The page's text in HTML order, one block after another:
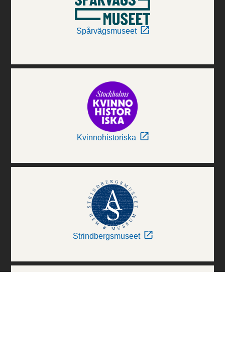
Spårvägsmuseet
Kvinnohistoriska
Strindbergsmuseet